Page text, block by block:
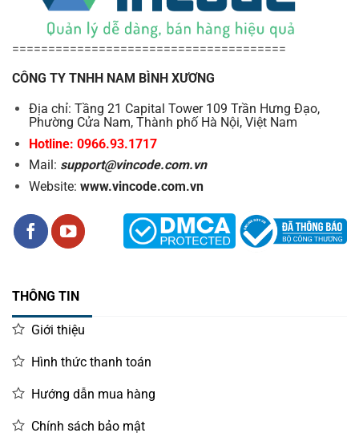
======================================
CÔNG TY TNHH NAM BÌNH XƯƠNG
Địa chỉ: Tầng 21 Capital Tower 109 Trần Hưng Đạo,
Phường Cửa Nam, Thành phố Hà Nội, Việt Nam
Hotline: 0966.93.1717
Mail: support@vincode.com.vn
Website: www.vincode.com.vn
THÔNG TIN
Giới thiệu
Hình thức thanh toán
Hướng dẫn mua hàng
Chính sách bảo mật